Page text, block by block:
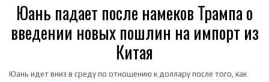
Юань падает после намеков Трампа о
введении новых пошлин на импорт из
Китая
Юань идет вниз в среду по отношению к доллару после того, как